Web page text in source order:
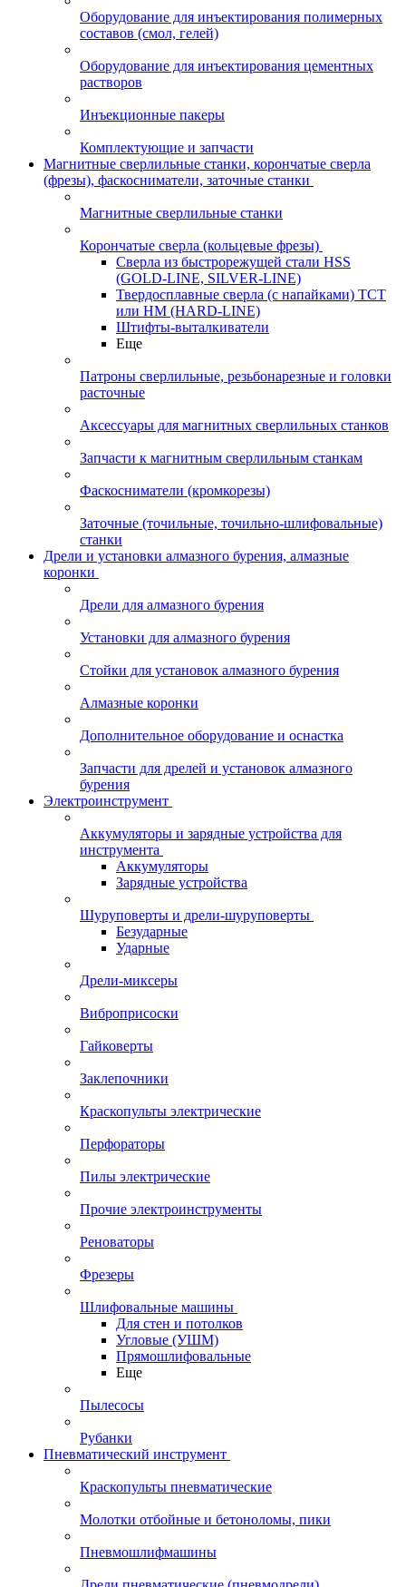
Оборудование для инъектирования полимерных
составов (смол, гелей)
Оборудование для инъектирования цементных
растворов
Инъекционные пакеры
Комплектующие и запчасти
Магнитные сверлильные станки, корончатые сверла
(фрезы), фаскосниматели, заточные станки
Магнитные сверлильные станки
Корончатые сверла (кольцевые фрезы)
Сверла из быстрорежущей стали HSS
(GOLD-LINE, SILVER-LINE)
Твердосплавные сверла (с напайками) ТСТ
или HM (HARD-LINE)
Штифты-выталкиватели
Еще
Патроны сверлильные, резьбонарезные и головки
расточные
Аксессуары для магнитных сверлильных станков
Запчасти к магнитным сверлильным станкам
Фаскосниматели (кромкорезы)
Заточные (точильные, точильно-шлифовальные)
станки
Дрели и установки алмазного бурения, алмазные
коронки
Дрели для алмазного бурения
Установки для алмазного бурения
Стойки для установок алмазного бурения
Алмазные коронки
Дополнительное оборудование и оснастка
Запчасти для дрелей и установок алмазного
бурения
Электроинструмент
Аккумуляторы и зарядные устройства для
инструмента
Аккумуляторы
Зарядные устройства
Шуруповерты и дрели-шуруповерты
Безударные
Ударные
Дрели-миксеры
Виброприсоски
Гайковерты
Заклепочники
Краскопульты электрические
Перфораторы
Пилы электрические
Прочие электроинструменты
Реноваторы
Фрезеры
Шлифовальные машины
Для стен и потолков
Угловые (УШМ)
Прямошлифовальные
Еще
Пылесосы
Рубанки
Пневматический инструмент
Краскопульты пневматические
Молотки отбойные и бетоноломы, пики
Пневмошлифмашины